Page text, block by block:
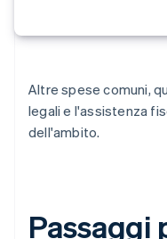
Altre spese comuni,
legali e l'assistenza
dell'ambito.
Passaggi